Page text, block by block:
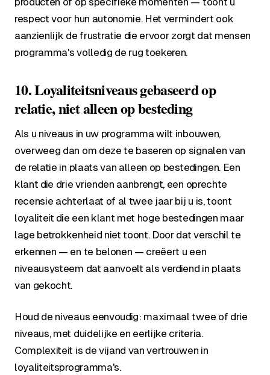
respect voor hun autonomie. Het vermindert ook
aanzienlijk de frustratie die ervoor zorgt dat mensen
programma's volledig de rug toekeren.
10. Loyaliteitsniveaus gebaseerd op
relatie, niet alleen op besteding
Als u niveaus in uw programma wilt inbouwen,
overweeg dan om deze te baseren op signalen van
de relatie in plaats van alleen op bestedingen. Een
klant die drie vrienden aanbrengt, een oprechte
recensie achterlaat of al twee jaar bij u is, toont
loyaliteit die een klant met hoge bestedingen maar
lage betrokkenheid niet toont. Door dat verschil te
erkennen — en te belonen — creëert u een
niveausysteem dat aanvoelt als verdiend in plaats
van gekocht.
Houd de niveaus eenvoudig: maximaal twee of drie
niveaus, met duidelijke en eerlijke criteria.
Complexiteit is de vijand van vertrouwen in
loyaliteitsprogramma's.